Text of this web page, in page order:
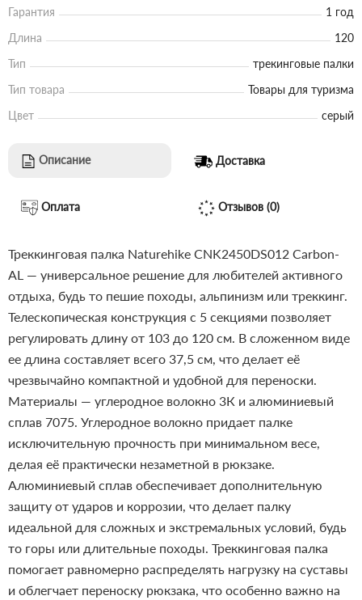
Гарантия
1 год
Длина
120
Тип
трекинговые палки
Тип товара
Товары для туризма
Цвет
серый
Описание Доставка
Оплата Отзывов (0)
Треккинговая палка Naturehike CNK2450DS012 Carbon-
AL — универсальное решение для любителей активного
отдыха, будь то пешие походы, альпинизм или треккинг.
Телескопическая конструкция с 5 секциями позволяет
регулировать длину от 103 до 120 см. В сложенном виде
ее длина составляет всего 37,5 см, что делает её
чрезвычайно компактной и удобной для переноски.
Материалы — углеродное волокно 3К и алюминиевый
сплав 7075. Углеродное волокно придает палке
исключительную прочность при минимальном весе,
делая её практически незаметной в рюкзаке.
Алюминиевый сплав обеспечивает дополнительную
защиту от ударов и коррозии, что делает палку
идеальной для сложных и экстремальных условий, будь
то горы или длительные походы. Треккинговая палка
помогает равномерно распределять нагрузку на суставы
и облегчает переноску рюкзака, что особенно важно на